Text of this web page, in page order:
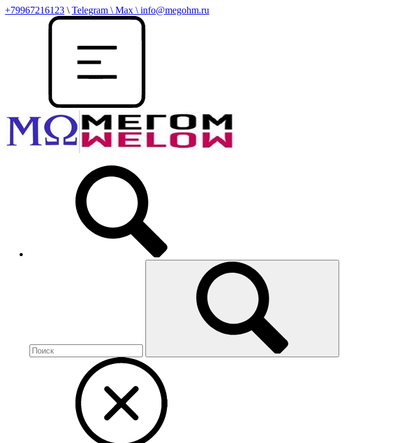
+79967216123 \ Telegram \ Max \ info@megohm.ru